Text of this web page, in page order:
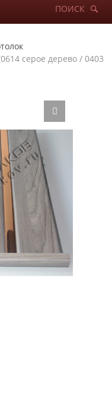
ПОИСК
серое дерево / 0403